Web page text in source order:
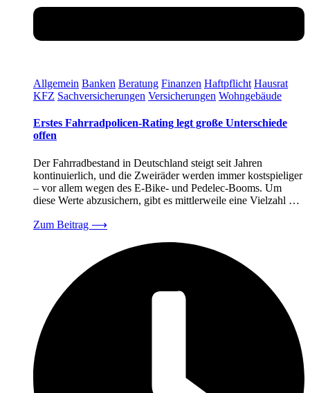
Allgemein Banken Beratung Finanzen Haftpflicht Hausrat
KFZ Sachversicherungen Versicherungen Wohngebäude
Erstes Fahrradpolicen-Rating legt große Unterschiede
offen
Der Fahrradbestand in Deutschland steigt seit Jahren
kontinuierlich, und die Zweiräder werden immer kostspieliger
– vor allem wegen des E-Bike- und Pedelec-Booms. Um
diese Werte abzusichern, gibt es mittlerweile eine Vielzahl …
Zum Beitrag ⟶